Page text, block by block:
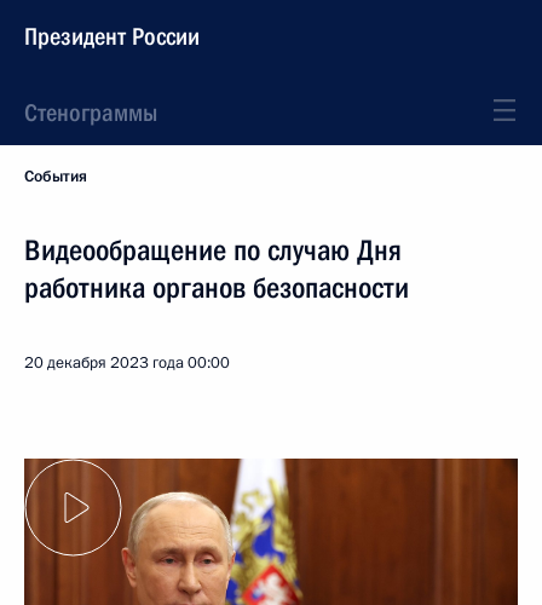
Президент России
Стенограммы
События
Видеообращение по случаю Дня
работника органов безопасности
20 декабря 2023 года00:00